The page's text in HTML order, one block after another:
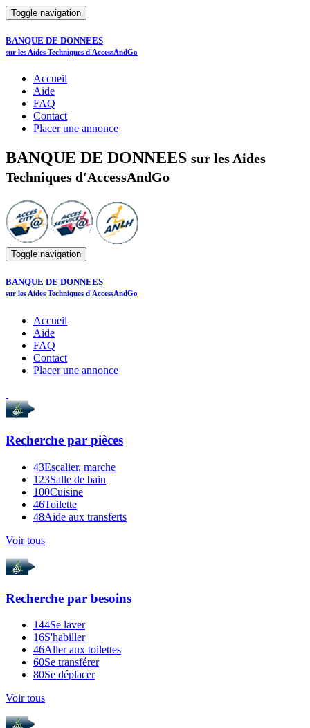
Toggle navigation
BANQUE DE DONNEES
sur les Aides Techniques d'AccessAndGo
Accueil
Aide
FAQ
Contact
Placer une annonce
BANQUE DE DONNEES sur les Aides
Techniques d'AccessAndGo
Toggle navigation
BANQUE DE DONNEES
sur les Aides Techniques d'AccessAndGo
Accueil
Aide
FAQ
Contact
Placer une annonce
Recherche par pièces
43Escalier, marche
123Salle de bain
100Cuisine
46Toilette
48Aide aux transferts
Voir tous
Recherche par besoins
144Se laver
16S'habiller
46Aller aux toilettes
60Se transférer
80Se déplacer
Voir tous